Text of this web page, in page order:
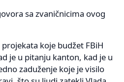
sa zvaničnicima ovog
koje budžet FBiH
je u pitanju kanton, kad je u
zaduženje koje je visilo